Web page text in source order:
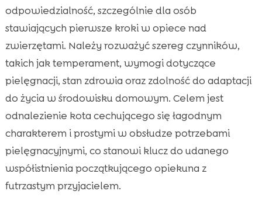
odpowiedzialność, szczególnie dla osób
stawiających pierwsze kroki w opiece nad
zwierzętami. Należy rozważyć szereg czynników,
takich jak temperament, wymogi dotyczące
pielęgnacji, stan zdrowia oraz zdolność do adaptacji
do życia w środowisku domowym. Celem jest
odnalezienie kota cechującego się łagodnym
charakterem i prostymi w obsłudze potrzebami
pielęgnacyjnymi, co stanowi klucz do udanego
współistnienia początkującego opiekuna z
futrzastym przyjacielem.